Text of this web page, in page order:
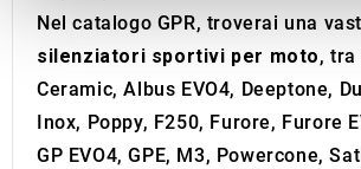
provide social media features and to
We also share information about your
our social media, advertising and
may combine it with other information
provided to them or that they’ve
of their services.
Nel catalogo GPR, troverai una
silenziatori sportivi per moto, tra
Ceramic, Albus EVO4, Deeptone,
Inox, Poppy, F250, Furore, Furore
GP EVO4, GPE, M3, Powercone,